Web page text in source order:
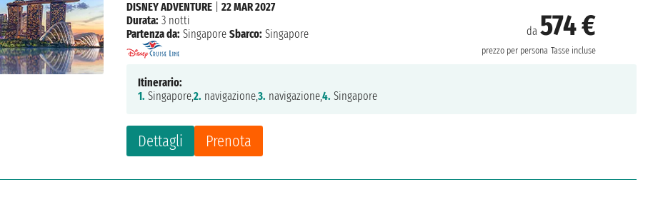
da574 €
prezzo per persona Tasse incluse
Dettagli Prenota
DISNEY ADVENTURE |22 MAR 2027
Durata: 3 notti
Partenza da: Singapore Sbarco: Singapore
Itinerario:
1. Singapore,2. navigazione,3. navigazione,4. Singapore